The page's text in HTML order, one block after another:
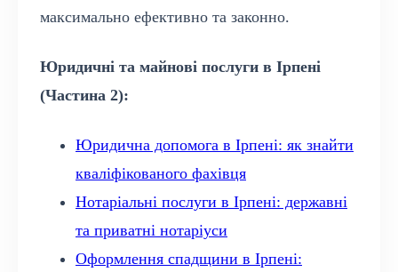
максимально ефективно та законно.
Юридичні та майнові послуги в Ірпені
(Частина 2):
Юридична допомога в Ірпені: як знайти
кваліфікованого фахівця
Нотаріальні послуги в Ірпені: державні
та приватні нотаріуси
Оформлення спадщини в Ірпені: